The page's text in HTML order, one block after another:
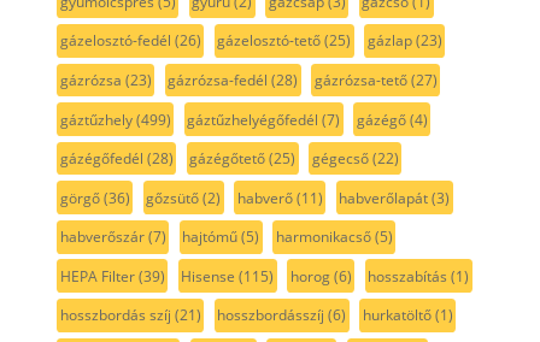
gázelosztó-fedél (26) gázelosztó-tető(25) gázlap(23)
gázrózsa (23) gázrózsa-fedél (28) gázrózsa-tető(27)
gáztűzhely(499) gáztűzhelyégőfedél (7) gázégő(4)
gázégőfedél (28) gázégőtető(25) gégecső(22)
görgő(36) gőzsütő(2) habverő(11) habverőlapát(3)
habverőszár(7) hajtómű(5) harmonikacső(5)
HEPA Filter(39) Hisense (115) horog(6) hosszabítás (1)
hosszbordás szíj (21) hosszbordásszíj (6) hurkatöltő(1)